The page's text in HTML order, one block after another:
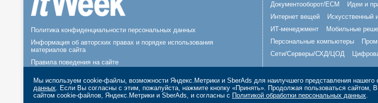
Политика конфиденциальности персональных данных
Информация об авторских правах и порядке использования
материалов сайта
Правила поведения на сайте
Документооборот/ECM
Идеи и
Интернет вещей
Искусственный
ИТ-менеджмент
Мобильные
Персональные компьютеры
Сети/Серверы/СХД/ЦОД
Мы используем cookie-файлы, возможности Яндекс.Метрики и SberAds для наилучшего представления нашего
данных. Если Вы согласны с этим, пожалуйста, нажмите кнопку «Принять». Продолжая пользоваться сайтом,
сайтом cookie-файлов, Яндекс.Метрики и SberAds, и согласны с Политикой обработки персональных данных.